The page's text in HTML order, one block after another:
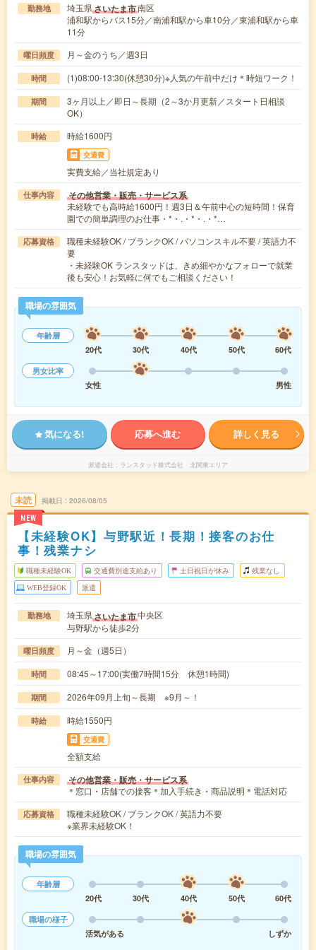
勤務地 埼玉県さいたま市南区
浦和駅からバス15分／南浦和駅から車10分／東浦和駅から車
11分
曜日頻度 月～金のうち／週3日
時間 (1)08:00-13:30(休憩30分)※人気の午前中だけ＊時短ワーク！
期間
3ヶ月以上／即日～長期（2～3か月更新／スタート日相談
OK）
時給 時給1600円
交通費
実費支給／当社規定あり
仕事内容 その他営業・販売・サービス系
未経験でも高時給1600円！週3日＆午前中心の短時間！保育
園での簡単調理のお仕事・*・.・*・.・*…
応募資格
職種未経験OK / ブランクOK / パソコンスキル不要 / 英語力不
要
・未経験OK ランスタッドは、きめ細やかなフォローで就業
後も安心！お気軽に何でもご相談ください！
職場の雰囲気
年齢層
20代
30代 40代 50代
60代
男女比率
女性
男性
気になる! 応募へ進む 詳しく見る
派遣会社 ランスタッド株式会社 北関東エリア
未読
NEW
掲載日 2026/08/05
【未経験OK】与野駅近！長期！接客のお仕
事！残業ナシ
職種未経験OK 交通費別途支給あり 土日祝日が休み 残業なし
WEB登録OK 派遣
勤務地 埼玉県さいたま市中央区
与野駅から徒歩2分
曜日頻度 月～金（週5日）
時間 08:45～17:00(実働7時間15分 休憩1時間)
期間 2026年09月上旬～長期 ※9月～！
時給 時給1550円
交通費
全額支給
仕事内容 その他営業・販売・サービス系
＊窓口・店舗での接客＊加入手続き・商品説明＊電話対応
応募資格
職種未経験OK / ブランクOK / 英語力不要
※業界未経験OK！
職場の雰囲気
年齢層
20代
30代 40代 50代
60代
職場の様子
活気がある
しずか